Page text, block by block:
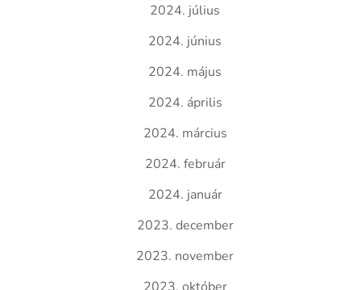
2024. július
2024. június
2024. május
2024. április
2024. március
2024. február
2024. január
2023. december
2023. november
2023. október